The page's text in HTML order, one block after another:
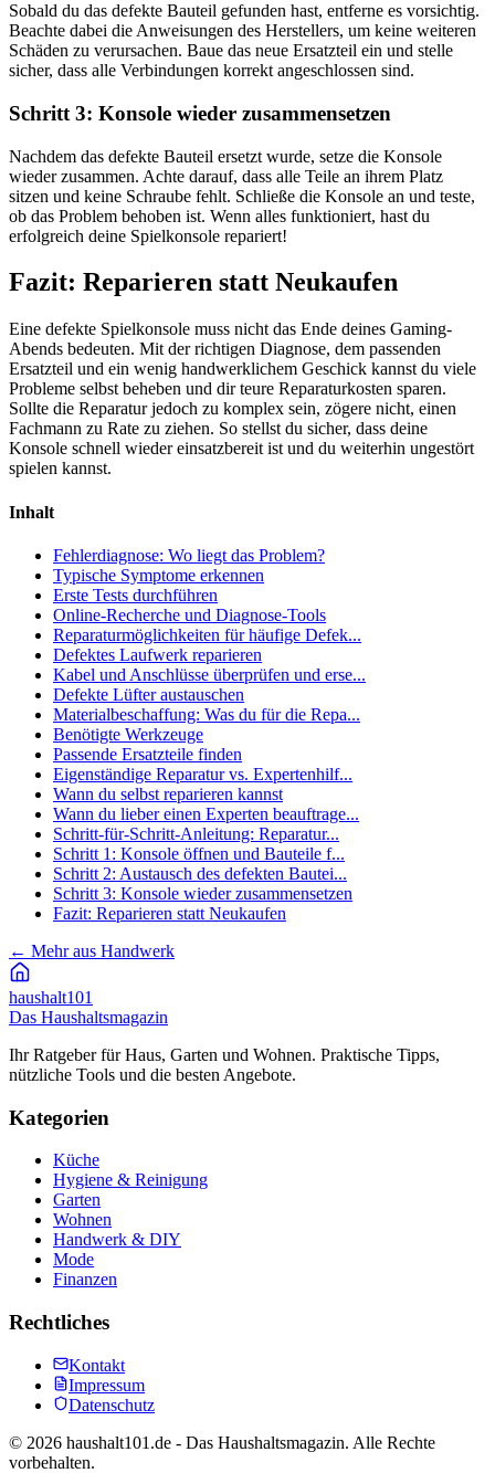
Sobald du das defekte Bauteil gefunden hast, entferne es vorsichtig.
Beachte dabei die Anweisungen des Herstellers, um keine weiteren
Schäden zu verursachen. Baue das neue Ersatzteil ein und stelle
sicher, dass alle Verbindungen korrekt angeschlossen sind.
Schritt 3: Konsole wieder zusammensetzen
Nachdem das defekte Bauteil ersetzt wurde, setze die Konsole
wieder zusammen. Achte darauf, dass alle Teile an ihrem Platz
sitzen und keine Schraube fehlt. Schließe die Konsole an und teste,
ob das Problem behoben ist. Wenn alles funktioniert, hast du
erfolgreich deine Spielkonsole repariert!
Fazit: Reparieren statt Neukaufen
Eine defekte Spielkonsole muss nicht das Ende deines Gaming-
Abends bedeuten. Mit der richtigen Diagnose, dem passenden
Ersatzteil und ein wenig handwerklichem Geschick kannst du viele
Probleme selbst beheben und dir teure Reparaturkosten sparen.
Sollte die Reparatur jedoch zu komplex sein, zögere nicht, einen
Fachmann zu Rate zu ziehen. So stellst du sicher, dass deine
Konsole schnell wieder einsatzbereit ist und du weiterhin ungestört
spielen kannst.
Inhalt
Fehlerdiagnose: Wo liegt das Problem?
Typische Symptome erkennen
Erste Tests durchführen
Online-Recherche und Diagnose-Tools
Reparaturmöglichkeiten für häufige Defek...
Defektes Laufwerk reparieren
Kabel und Anschlüsse überprüfen und erse...
Defekte Lüfter austauschen
Materialbeschaffung: Was du für die Repa...
Benötigte Werkzeuge
Passende Ersatzteile finden
Eigenständige Reparatur vs. Expertenhilf...
Wann du selbst reparieren kannst
Wann du lieber einen Experten beauftrage...
Schritt-für-Schritt-Anleitung: Reparatur...
Schritt 1: Konsole öffnen und Bauteile f...
Schritt 2: Austausch des defekten Bautei...
Schritt 3: Konsole wieder zusammensetzen
Fazit: Reparieren statt Neukaufen
← Mehr aus Handwerk
haushalt101
Das Haushaltsmagazin
Ihr Ratgeber für Haus, Garten und Wohnen. Praktische Tipps,
nützliche Tools und die besten Angebote.
Kategorien
Küche
Hygiene & Reinigung
Garten
Wohnen
Handwerk & DIY
Mode
Finanzen
Rechtliches
Kontakt
Impressum
Datenschutz
© 2026 haushalt101.de - Das Haushaltsmagazin. Alle Rechte
vorbehalten.